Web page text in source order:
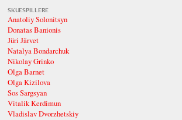
SKUESPILLERE
Anatoliy Solonitsyn
Donatas Banionis
Jüri Järvet
Natalya Bondarchuk
Nikolay Grinko
Olga Barnet
Olga Kizilova
Sos Sargsyan
Vitalik Kerdimun
Vladislav Dvorzhetskiy